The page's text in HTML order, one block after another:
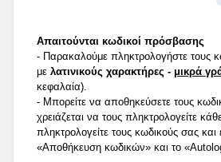
Απαιτούνται κωδικοί πρόσβασης
- Παρακαλούμε πληκτρολογήστε τους
με λατινικούς χαρακτήρες - μικρά
κεφαλαία).
- Μπορείτε να αποθηκεύσετε τους
χρειάζεται να τους πληκτρολογείτε
πληκτρολογείτε τους κωδικούς σας και
«Αποθήκευση κωδικών» και το